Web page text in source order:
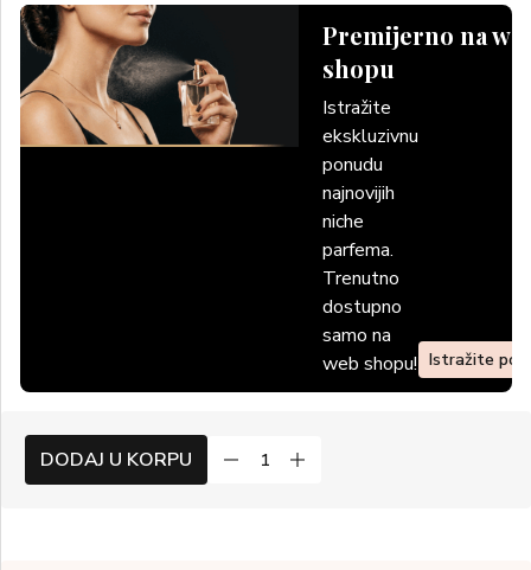
Premijerno na
shopu
Istražite
ekskluzivnu
ponudu
najnovijih
niche
parfema.
Trenutno
dostupno
samo na
web shopu! Istražite
DODAJ U KORPU